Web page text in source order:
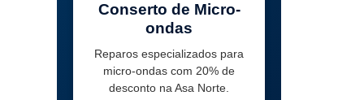
Conserto de Micro-
ondas
Reparos especializados para
micro-ondas com 20% de
desconto na Asa Norte.